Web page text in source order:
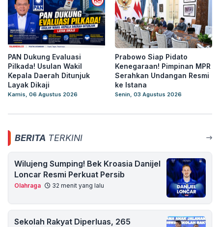
PAN Dukung Evaluasi
Pilkada! Usulan Wakil
Kepala Daerah Ditunjuk
Layak Dikaji
Kamis, 06 Agustus 2026
Prabowo Siap Pidato
Kenegaraan! Pimpinan MPR
Serahkan Undangan Resmi
ke Istana
Senin, 03 Agustus 2026
BERITA TERKINI
Wilujeng Sumping! Bek Kroasia Danijel
Loncar Resmi Perkuat Persib
Olahraga 32 menit yang lalu
Sekolah Rakyat Diperluas, 265